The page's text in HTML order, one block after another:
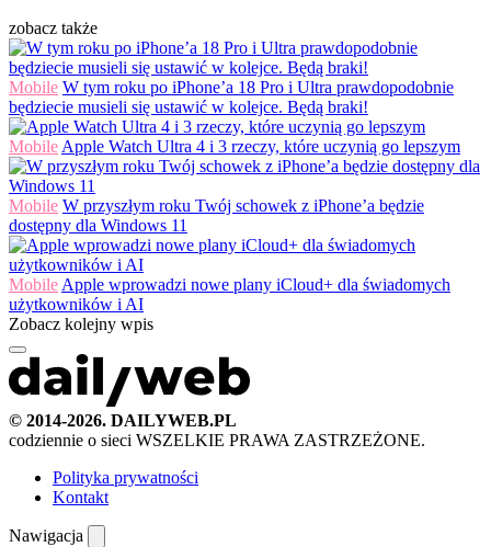
zobacz także
Mobile W tym roku po iPhone’a 18 Pro i Ultra prawdopodobnie
będziecie musieli się ustawić w kolejce. Będą braki!
MobileApple Watch Ultra 4 i 3 rzeczy, które uczynią go lepszym
Mobile W przyszłym roku Twój schowek z iPhone’a będzie
dostępny dla Windows 11
MobileApple wprowadzi nowe plany iCloud+ dla świadomych
użytkowników i AI
Zobacz kolejny wpis
© 2014-2026. DAILYWEB.PL
codziennie o sieci WSZELKIE PRAWA ZASTRZEŻONE.
Polityka prywatności
Kontakt
Nawigacja